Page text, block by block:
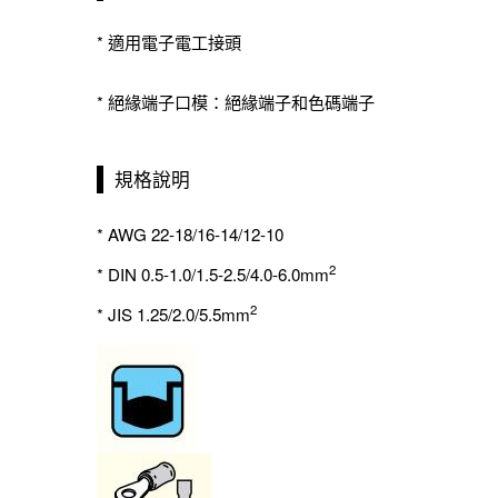
* 適用電子電工接頭
* 絕緣端子口模：絕緣端子和色碼端子
規格說明
* AWG 22-18/16-14/12-10
* DIN 0.5-1.0/1.5-2.5/4.0-6.0mm2
* JIS 1.25/2.0/5.5mm2